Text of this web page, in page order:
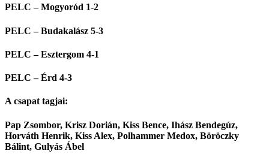
PELC – Mogyoród 1-2
PELC – Budakalász 5-3
PELC – Esztergom 4-1
PELC – Érd 4-3
A csapat tagjai:
Pap Zsombor, Krisz Dorián, Kiss Bence, Ihász Bendegúz,
Horváth Henrik, Kiss Alex, Polhammer Medox, Böröczky
Bálint, Gulyás Ábel